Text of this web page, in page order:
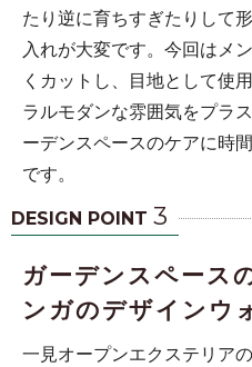
たり逆に育ちすぎたりして
入れが大変です。今回はメ
くカットし、目地として使
ラルモダンな雰囲気をプラ
ーデンスペースのケアに時
です。
DESIGN POINT 3
ガーデンスペース
ンガのデザインウ
一見オープンエクステリア